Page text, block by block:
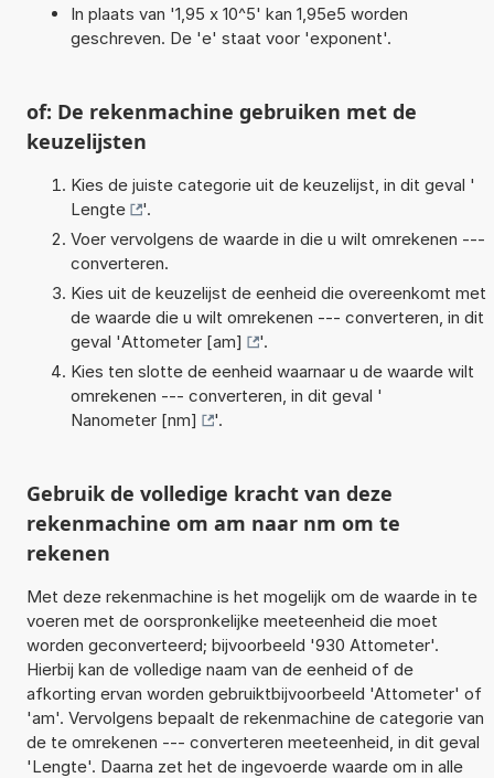
In plaats van '1,95 x 10^5' kan 1,95e5 worden
geschreven. De 'e' staat voor 'exponent'.
of: De rekenmachine gebruiken met de
keuzelijsten
Kies de juiste categorie uit de keuzelijst, in dit geval '
Lengte
'.
Voer vervolgens de waarde in die u wilt omrekenen ---
converteren.
Kies uit de keuzelijst de eenheid die overeenkomt met
de waarde die u wilt omrekenen --- converteren, in dit
geval 'Attometer [am]
'.
Kies ten slotte de eenheid waarnaar u de waarde wilt
omrekenen --- converteren, in dit geval '
Nanometer [nm]
'.
Gebruik de volledige kracht van deze
rekenmachine om am naar nm om te
rekenen
Met deze rekenmachine is het mogelijk om de waarde in te
voeren met de oorspronkelijke meeteenheid die moet
worden geconverteerd; bijvoorbeeld '930 Attometer'.
Hierbij kan de volledige naam van de eenheid of de
afkorting ervan worden gebruiktbijvoorbeeld 'Attometer' of
'am'. Vervolgens bepaalt de rekenmachine de categorie van
de te omrekenen --- converteren meeteenheid, in dit geval
'Lengte'. Daarna zet het de ingevoerde waarde om in alle